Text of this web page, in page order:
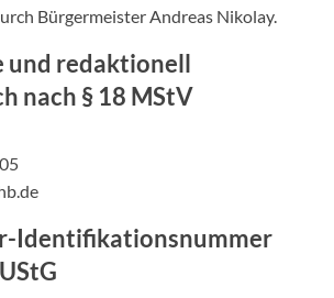
Bürgermeister Andreas Nikolay.
redaktionell
nach § 18 MStV
Identifikationsnummer